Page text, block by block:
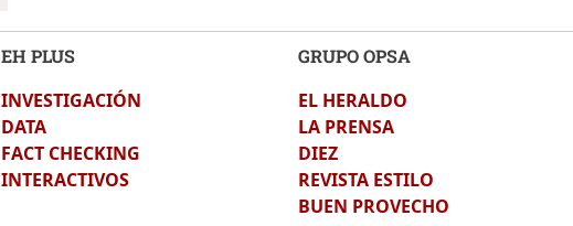
EH PLUS
INVESTIGACIÓN
DATA
FACT CHECKING
INTERACTIVOS
GRUPO OPSA
EL HERALDO
LA PRENSA
DIEZ
REVISTA ESTILO
BUEN PROVECHO